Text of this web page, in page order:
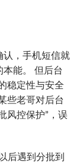
认，手机短信就
能。 但后台
稳定性与安全
些老哥对后台
风控保护”，误
后遇到分批到